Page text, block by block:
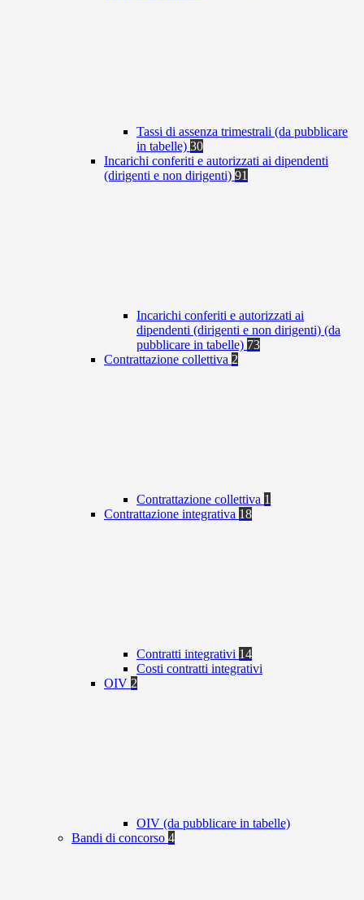
Tassi di assenza trimestrali (da pubblicare
in tabelle) 30
Incarichi conferiti e autorizzati ai dipendenti
(dirigenti e non dirigenti) 91
Incarichi conferiti e autorizzati ai
dipendenti (dirigenti e non dirigenti) (da
pubblicare in tabelle) 73
Contrattazione collettiva 2
Contrattazione collettiva 1
Contrattazione integrativa 18
Contratti integrativi 14
Costi contratti integrativi
OIV 2
OIV (da pubblicare in tabelle)
Bandi di concorso 4